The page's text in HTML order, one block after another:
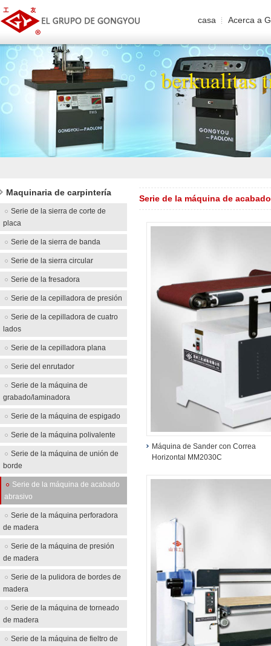
casa Acerca a
Maquinaria de carpintería
Serie de la sierra de corte de
placa
Serie de la sierra de banda
Serie de la sierra circular
Serie de la fresadora
Serie de la cepilladora de presión
Serie de la cepilladora de cuatro
lados
Serie de la cepilladora plana
Serie del enrutador
Serie de la máquina de
grabado/laminadora
Serie de la máquina de espigado
Serie de la máquina polivalente
Serie de la máquina de unión de
borde
Serie de la máquina de acabado
abrasivo
Serie de la máquina perforadora
de madera
Serie de la máquina de presión
de madera
Serie de la pulidora de bordes de
madera
Serie de la máquina de torneado
de madera
Serie de la máquina de fieltro de
Serie de la máquina de
Máquina de Sander con Correa
Horizontal MM2030C